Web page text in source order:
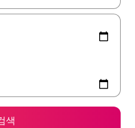
색